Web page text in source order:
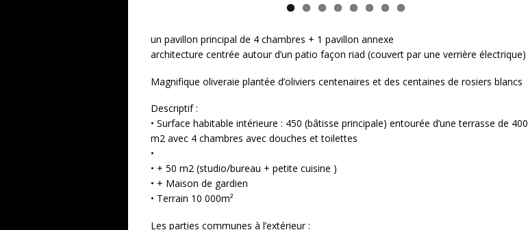
un pavillon principal de 4 chambres + 1 pavillon annexe
architecture centrée autour d’un patio façon riad (couvert par une verrière électrique)
Magnifique oliveraie plantée d’oliviers centenaires et des centaines de rosiers blancs
Descriptif :
• Surface habitable intérieure : 450 (bâtisse principale) entourée d’une terrasse de 400
m2 avec 4 chambres avec douches et toilettes
•
• + 50 m2 (studio/bureau + petite cuisine )
• + Maison de gardien
• Terrain 10 000m²
Les parties communes à l’extérieur :